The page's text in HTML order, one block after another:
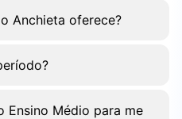
Anchieta oferece?
Ensino Médio para me